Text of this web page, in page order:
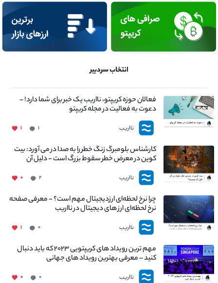
انتخاب سردبیر
فعالان حوزه کریپتو، نااریب یک خبر برای شما دارد! –
دعوت به فعالیت در مجله کریپتو
نااریب ۱ ۱
کارشناس بلومبرگ زنگ خطر را به صدا در می آورد: بیت
کوین در معرض خطر سقوط بزرگ است - دلیل آن
چیست؟
نااریب ۲ ۰
چرا نرخ لحظه‌ای ارزدیجیتال مهم است؟ - معرفی صفحه
نرخ لحظه‌ای ارز های دیجیتال در نااریب
نااریب ۰ ۱
مهم ترین رویداد های کریپتویی ۲۰۲۳ که باید دنبال
کنید – معرفی بهترین رویداد های جهانی
نااریب ۰ ۰